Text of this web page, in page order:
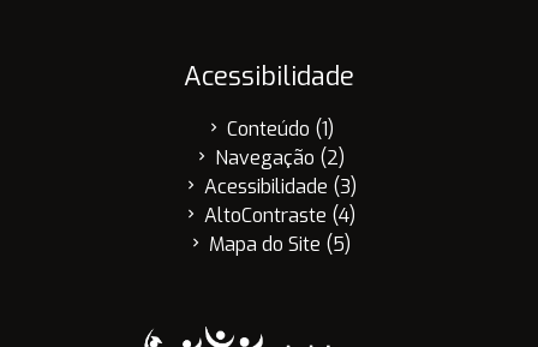
Acessibilidade
chevron_right Conteúdo (1)
chevron_right Navegação (2)
chevron_right Acessibilidade (3)
chevron_right AltoContraste (4)
chevron_right Mapa do Site (5)